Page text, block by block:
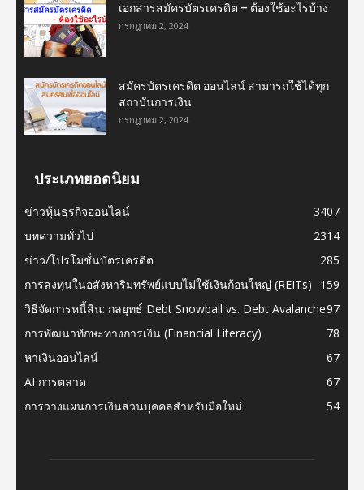
เอกสารสมัครบัตรเครดิต – ต้องใช้อะไรบ้าง
กรกฎาคม 2, 2024
สมัครบัตรเครดิต ออนไลน์ สามารถใช้ได้ทุก
สถาบันการเงิน
กรกฎาคม 2, 2024
ประเภทยอดนิยม
ข่าวหุ้นธุรกิจออนไลน์
3407
บทความทั่วไป
2314
ข่าว/โปรโมชั่นบัตรเครดิต
285
การลงทุนในอสังหาริมทรัพย์แบบไม่ใช้เงินก้อนใหญ่ (REITs)
159
วิธีจัดการหนี้สิน: กลยุทธ์ Debt Snowball vs. Debt Avalanche97
การพัฒนาทักษะทางการเงิน (Financial Literacy)
78
หาเงินออนไลน์
67
AI การตลาด
67
การวางแผนการเงินส่วนบุคคลสำหรับมือใหม่
54